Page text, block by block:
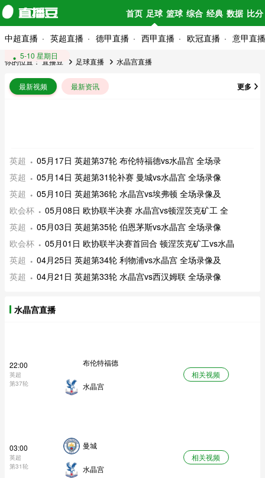
首页 足球 篮球 综合 经典 数据 比分
中超直播 英超直播 德甲直播 西甲直播 欧冠直播 意甲直播
你的位置：直播豆 足球直播 水晶宫直播
更多
最新视频 最新资讯
英超
05月17日 英超第37轮 布伦特福德vs水晶宫 全场录
英超
05月14日 英超第31轮补赛 曼城vs水晶宫 全场录像
英超
05月10日 英超第36轮 水晶宫vs埃弗顿 全场录像及
欧会杯
05月08日 欧协联半决赛 水晶宫vs顿涅茨克矿工 全
英超
05月03日 英超第35轮 伯恩茅斯vs水晶宫 全场录像
欧会杯
05月01日 欧协联半决赛首回合 顿涅茨克矿工vs水晶
英超
04月25日 英超第34轮 利物浦vs水晶宫 全场录像及
英超
04月21日 英超第33轮 水晶宫vs西汉姆联 全场录像
水晶宫直播
5-17 星期日
22:00
英超
第37轮
布伦特福德
水晶宫
相关视频
5-14 星期四
03:00
英超
第31轮
曼城
水晶宫
相关视频
5-10 星期日